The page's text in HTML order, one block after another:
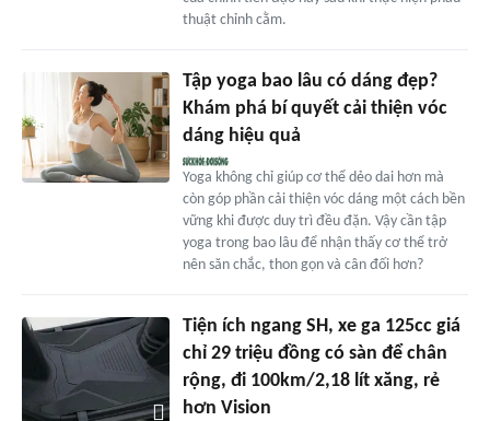
thuật chỉnh cằm.
Tập yoga bao lâu có dáng đẹp?
Khám phá bí quyết cải thiện vóc
dáng hiệu quả
Yoga không chỉ giúp cơ thể dẻo dai hơn mà
còn góp phần cải thiện vóc dáng một cách bền
vững khi được duy trì đều đặn. Vậy cần tập
yoga trong bao lâu để nhận thấy cơ thể trở
nên săn chắc, thon gọn và cân đối hơn?
Tiện ích ngang SH, xe ga 125cc giá
chỉ 29 triệu đồng có sàn để chân
rộng, đi 100km/2,18 lít xăng, rẻ
hơn Vision